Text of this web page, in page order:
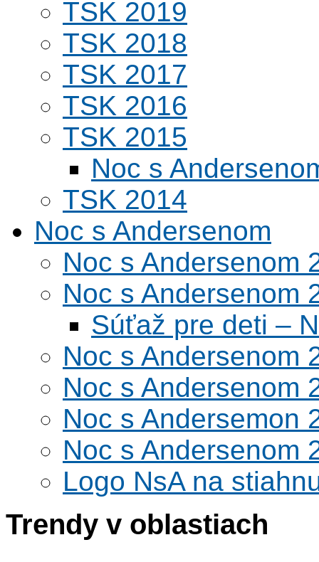
TSK 2019
TSK 2018
TSK 2017
TSK 2016
TSK 2015
Noc s
TSK 2014
Noc s Andersenom
Noc s Andersenom
Noc s Andersenom
Súťaž pre deti –
Noc s Andersenom
Noc s Andersenom
Noc s Andersemon
Noc s Andersenom
Logo NsA na
Trendy v oblastiach